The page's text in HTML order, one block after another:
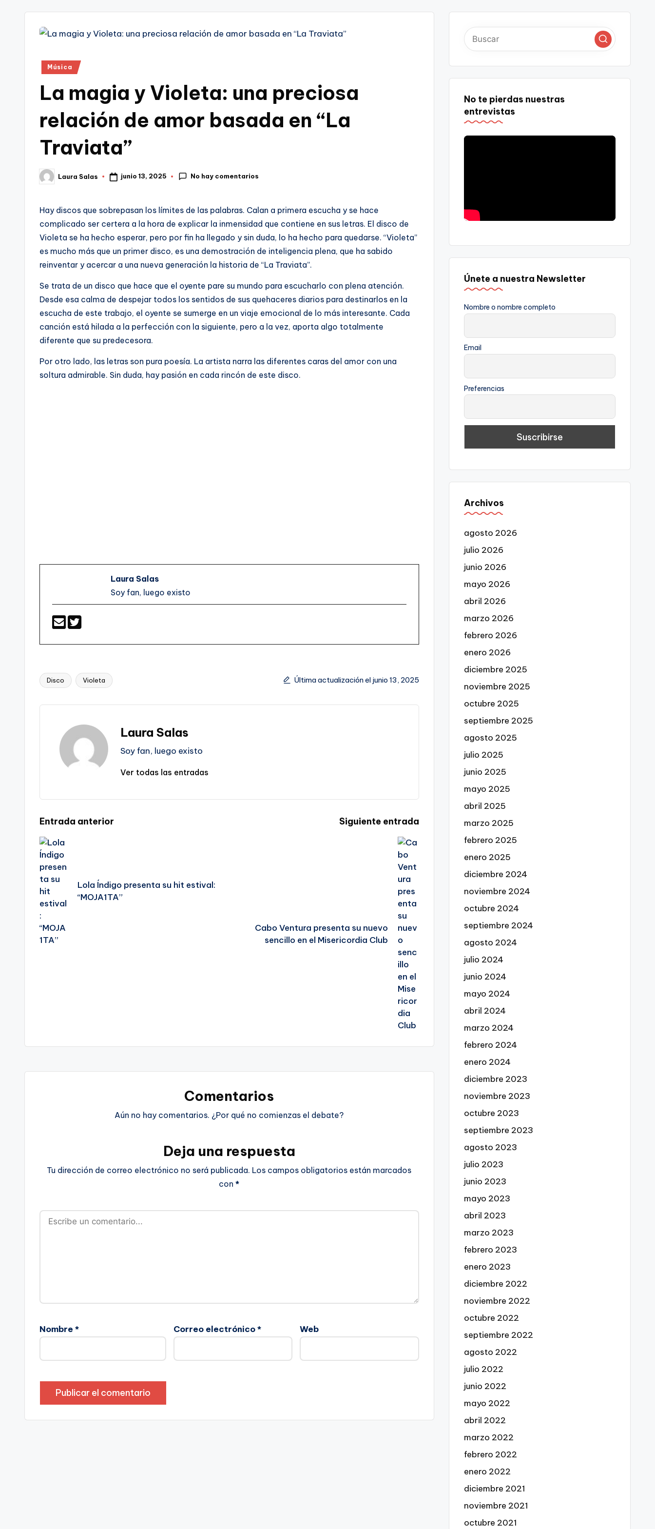
Publicado
Música
La magia y Violeta: una preciosa
relación de amor basada en “La
Traviata”
Publicado
por
Laura Salas junio 13, 2025 No hay comentarios
Hay discos que sobrepasan los límites de las palabras. Calan a primera escucha y se hace
complicado ser certera a la hora de explicar la inmensidad que contiene en sus letras. El disco de
Violeta se ha hecho esperar, pero por fin ha llegado y sin duda, lo ha hecho para quedarse. “Violeta”
es mucho más que un primer disco, es una demostración de inteligencia plena, que ha sabido
reinventar y acercar a una nueva generación la historia de “La Traviata”.
Se trata de un disco que hace que el oyente pare su mundo para escucharlo con plena atención.
Desde esa calma de despejar todos los sentidos de sus quehaceres diarios para destinarlos en la
escucha de este trabajo, el oyente se sumerge en un viaje emocional de lo más interesante. Cada
canción está hilada a la perfección con la siguiente, pero a la vez, aporta algo totalmente
diferente que su predecesora.
Por otro lado, las letras son pura poesía. La artista narra las diferentes caras del amor con una
soltura admirable. Sin duda, hay pasión en cada rincón de este disco.
Laura Salas
Soy fan, luego existo
Etiquetas:
Disco Violeta Última actualización el junio 13, 2025
Laura Salas
Soy fan, luego existo
Ver todas las entradas
Navegación
de
entradas
Entrada anterior
Lola Índigo presenta su hit estival:
“MOJA1TA”
Siguiente entrada
Cabo Ventura presenta su nuevo
sencillo en el Misericordia Club
Comentarios
Aún no hay comentarios. ¿Por qué no comienzas el debate?
Deja una respuesta
Tu dirección de correo electrónico no será publicada. Los campos obligatorios están marcados
con*
Nombre * Correo electrónico* Web
No te pierdas nuestras
entrevistas
Únete a nuestra Newsletter
Nombre o nombre completo
Email
Preferencias
Archivos
agosto 2026
julio 2026
junio 2026
mayo 2026
abril 2026
marzo 2026
febrero 2026
enero 2026
diciembre 2025
noviembre 2025
octubre 2025
septiembre 2025
agosto 2025
julio 2025
junio 2025
mayo 2025
abril 2025
marzo 2025
febrero 2025
enero 2025
diciembre 2024
noviembre 2024
octubre 2024
septiembre 2024
agosto 2024
julio 2024
junio 2024
mayo 2024
abril 2024
marzo 2024
febrero 2024
enero 2024
diciembre 2023
noviembre 2023
octubre 2023
septiembre 2023
agosto 2023
julio 2023
junio 2023
mayo 2023
abril 2023
marzo 2023
febrero 2023
enero 2023
diciembre 2022
noviembre 2022
octubre 2022
septiembre 2022
agosto 2022
julio 2022
junio 2022
mayo 2022
abril 2022
marzo 2022
febrero 2022
enero 2022
diciembre 2021
noviembre 2021
octubre 2021